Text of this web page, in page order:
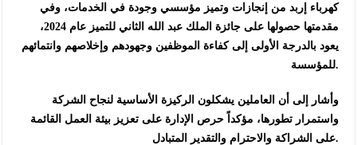
كهرباء إربد من إنجازات وتميز مؤسسي وجودة في الخدمات، وفي
مقدمتها حصولها على جائزة الملك عبد الله الثاني للتميز عام 2024،
يعود بالدرجة الأولى إلى كفاءة الموظفين وجهودهم وإخلاصهم وانتمائهم
للمؤسسة.
وأشار إلى أن العاملين يشكلون الركيزة الأساسية لنجاح الشركة
واستمرار تطورها، مؤكداً حرص الإدارة على تعزيز بيئة العمل القائمة
على الشراكة والاحترام والتقدير المتبادل.